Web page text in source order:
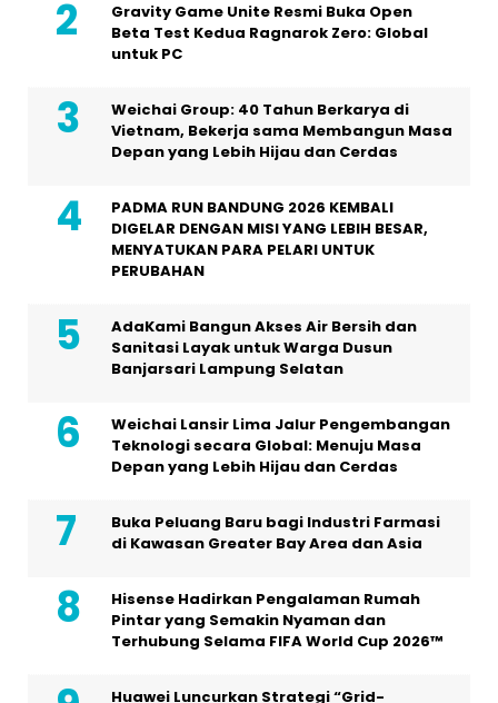
Gravity Game Unite Resmi Buka Open
Beta Test Kedua Ragnarok Zero: Global
untuk PC
Weichai Group: 40 Tahun Berkarya di
Vietnam, Bekerja sama Membangun Masa
Depan yang Lebih Hijau dan Cerdas
PADMA RUN BANDUNG 2026 KEMBALI
DIGELAR DENGAN MISI YANG LEBIH BESAR,
MENYATUKAN PARA PELARI UNTUK
PERUBAHAN
AdaKami Bangun Akses Air Bersih dan
Sanitasi Layak untuk Warga Dusun
Banjarsari Lampung Selatan
Weichai Lansir Lima Jalur Pengembangan
Teknologi secara Global: Menuju Masa
Depan yang Lebih Hijau dan Cerdas
Buka Peluang Baru bagi Industri Farmasi
di Kawasan Greater Bay Area dan Asia
Hisense Hadirkan Pengalaman Rumah
Pintar yang Semakin Nyaman dan
Terhubung Selama FIFA World Cup 2026™
Huawei Luncurkan Strategi “Grid-